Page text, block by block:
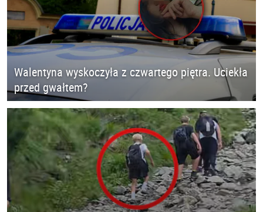
Walentyna wyskoczyła z czwartego piętra. Uciekła
przed gwałtem?